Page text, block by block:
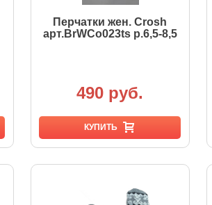
Перчатки жен. Crosh
арт.BrWCo023ts р.6,5-8,5
490 руб.
КУПИТЬ